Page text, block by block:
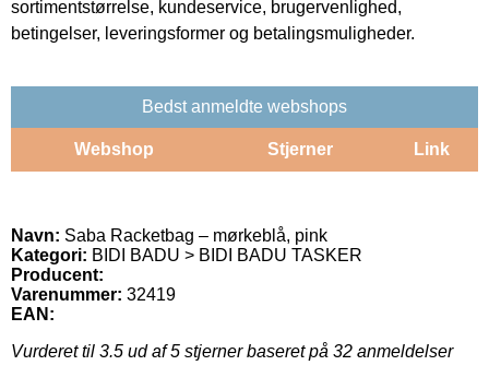
sortimentstørrelse, kundeservice, brugervenlighed,
betingelser, leveringsformer og betalingsmuligheder.
Bedst anmeldte webshops
Webshop Stjerner Link
Navn: Saba Racketbag – mørkeblå, pink
Kategori: BIDI BADU > BIDI BADU TASKER
Producent:
Varenummer: 32419
EAN:
Vurderet til 3.5 ud af 5 stjerner baseret på 32 anmeldelser